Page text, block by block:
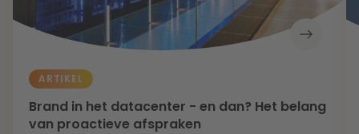
ARTIKEL
Brand in het datacenter - en dan? Het belang
van proactieve afspraken